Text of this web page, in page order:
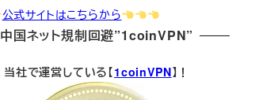
公式サイトはこちらから
中国ネット規制回避”1coinVPN”
当社で運営している【1coinVPN】！